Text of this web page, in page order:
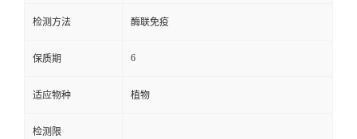
检测方法 酶联免疫
保质期 6
适应物种 植物
检测限